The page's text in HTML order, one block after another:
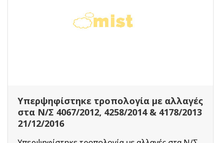
ώστε να επιτευχθεί για πρώτη φορά μια
αξιόπιστη...
Διαβάστε Περισσότερα